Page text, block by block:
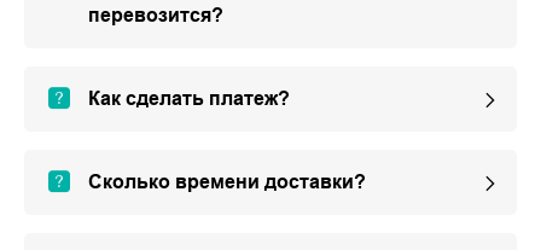
перевозится?
Как сделать платеж?
Сколько времени доставки?